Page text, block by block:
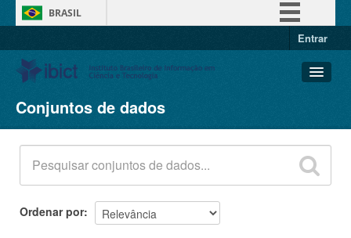
BRASIL
Entrar
Conjuntos de dados
Organizações
Grupos
Sobre
Conjuntos de dados
Ordenar por